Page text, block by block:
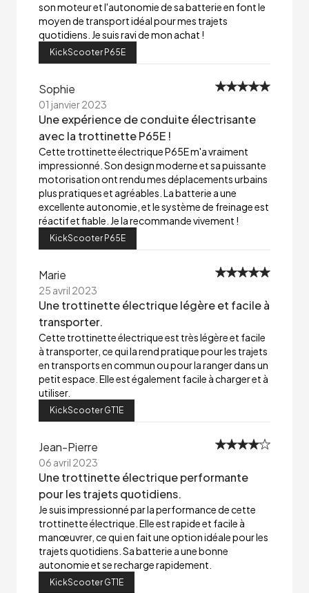
son moteur et l'autonomie de sa batterie en font le
moyen de transport idéal pour mes trajets
quotidiens. Je suis ravi de mon achat !
KickScooter P65E
Sophie
01 janvier 2023
Une expérience de conduite électrisante
avec la trottinette P65E !
Cette trottinette électrique P65E m'a vraiment
impressionné. Son design moderne et sa puissante
motorisation ont rendu mes déplacements urbains
plus pratiques et agréables. La batterie a une
excellente autonomie, et le système de freinage est
réactif et fiable. Je la recommande vivement !
KickScooter P65E
Marie
25 avril 2023
Une trottinette électrique légère et facile à
transporter.
Cette trottinette électrique est très légère et facile
à transporter, ce qui la rend pratique pour les trajets
en transports en commun ou pour la ranger dans un
petit espace. Elle est également facile à charger et à
utiliser.
KickScooter GT1E
Jean-Pierre
06 avril 2023
Une trottinette électrique performante
pour les trajets quotidiens.
Je suis impressionné par la performance de cette
trottinette électrique. Elle est rapide et facile à
manœuvrer, ce qui en fait une option idéale pour les
trajets quotidiens. Sa batterie a une bonne
autonomie et se recharge rapidement.
KickScooter GT1E